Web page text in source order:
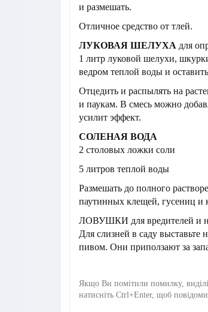
и размешать.
Отличное средство от тлей.
ЛУКОВАЯ ШЕЛУХА для
1 литр луковой шелухи,
ведром теплой воды и
Отцедить и распылять на
и паукам. В смесь можно
усилит эффект.
СОЛЕНАЯ ВОДА
2 столовых ложки соли
5 литров теплой воды
Размешать до полного
паутинных клещей, гусениц и
ЛОВУШКИ для вредителей и
Для слизней в саду выставьте
пивом. Они приползают за
Якщо Ви помітили помилку,
натисніть Ctrl+Enter, щоб